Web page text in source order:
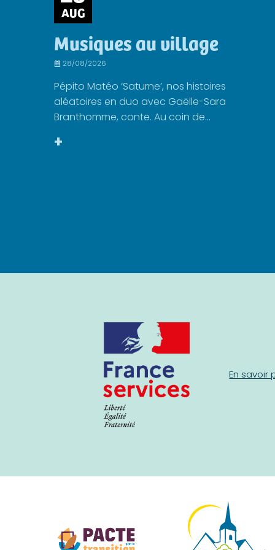
AUG
Musiques au village
28/08/2026
Pépito Matéo ‘Saturne’, nos histoires
aléatoires en duo avec Gaëlle-Sara
Branthomme, conte. Au coin de...
+
En savoir